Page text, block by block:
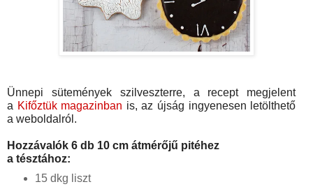
Ünnepi sütemények szilveszterre,
a recept megjelent
a Kifőztük magazinban is, az újság ingyenesen letölthető
a weboldalról.
Hozzávalók 6 db 10 cm átmérőjű pitéhez
a tésztához:
15 dkg liszt